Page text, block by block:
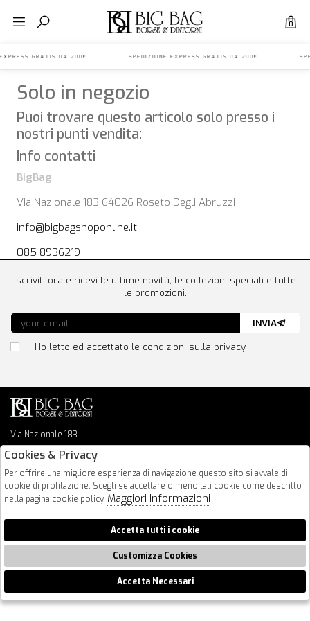
0
EXPRESS GRATIS DA 200€ SPEDIZIONE EXPRESS GRATIS DA 200€
Solo in negozio
Puoi trovare questo articolo solo presso i
nostri punti vendita:
Info contatti
BigBag
Via Nazionale 183 64026 Roseto Degli Abruzzi
info@bigbagshoponline.it
085 8936219
Via Nazionale 183
64026 Roseto Degli Abruzzi
info@bigbagshoponline.it
follow us
Iscriviti ora e ricevi le ultime novità, le collezioni speciali e tutte
le promozioni.
Ho letto ed accettato le condizioni sulla privacy.
INVIA
2026 BigBag - P.iva : 00916940679 Powered by
🍪
Cookies & Privacy
Per offrire una migliore esperienza di navigazione questo sito si avvale di
cookie di profilazione. Scegli se accettare o meno tali cookie come descritto
nella pagina cookie policy. Maggiori Informazioni
Accetta tutti i cookie
Customizza Cookies
Accetta Necessari